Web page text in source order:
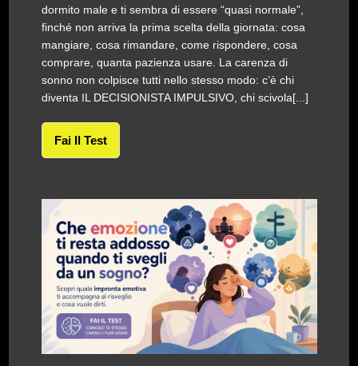
dormito male e ti sembra di essere “quasi normale”,
finché non arriva la prima scelta della giornata: cosa
mangiare, cosa rimandare, come rispondere, cosa
comprare, quanta pazienza usare. La carenza di
sonno non colpisce tutti nello stesso modo: c’è chi
diventa IL DECISIONISTA IMPULSIVO, chi scivola[...]
Fai Il Test